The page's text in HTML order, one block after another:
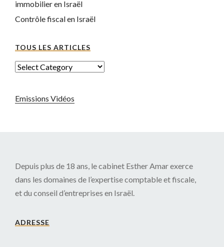
immobilier en Israël
Contrôle fiscal en Israël
TOUS LES ARTICLES
Emissions Vidéos
Depuis plus de 18 ans, le cabinet Esther Amar exerce
dans les domaines de l’expertise comptable et fiscale,
et du conseil d’entreprises en Israël.
ADRESSE